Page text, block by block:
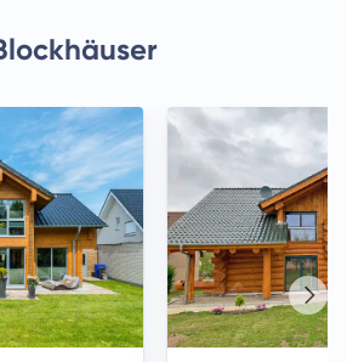
Haus